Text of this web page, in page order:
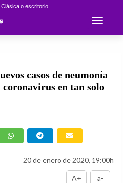
Clásica o escritorio
Toggle
casos de neumonía
en tan solo
20 de enero de 2020, 19:00h
A+ a-